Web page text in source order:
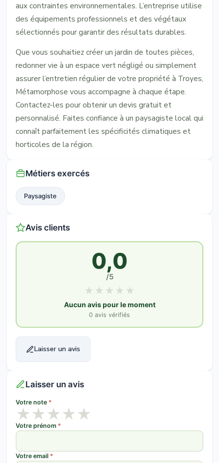
aux contraintes environnementales. L’entreprise utilise
des équipements professionnels et des végétaux
sélectionnés pour garantir des résultats durables.
Que vous souhaitiez créer un jardin de toutes pièces,
redonner vie à un espace vert négligé ou simplement
assurer l’entretien régulier de votre propriété à Troyes,
Métamorphose vous accompagne à chaque étape.
Contactez-les pour obtenir un devis gratuit et
personnalisé. Faites confiance à un paysagiste local qui
connaît parfaitement les spécificités climatiques et
horticoles de la région.
Métiers exercés
Paysagiste
Avis clients
0,0
/5
★ ★ ★ ★ ★
Aucun avis pour le moment
0 avis vérifiés
Laisser un avis
Laisser un avis
Votre note *
★★★★★
Votre prénom *
Votre email *